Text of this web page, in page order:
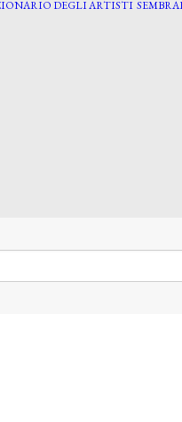
DEGLI ARTISTI